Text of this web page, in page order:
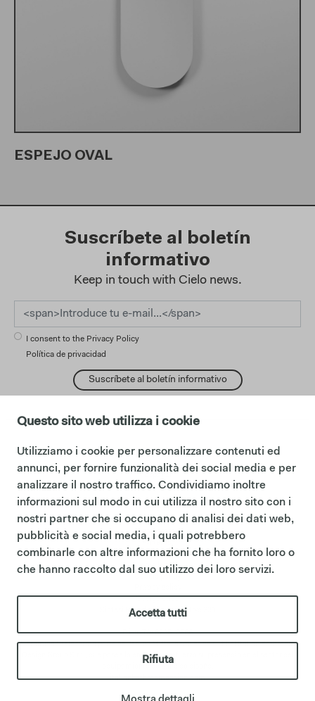
Questo sito web utilizza i cookie
Utilizziamo i cookie per personalizzare contenuti ed
annunci, per fornire funzionalità dei social media e per
analizzare il nostro traffico. Condividiamo inoltre
informazioni sul modo in cui utilizza il nostro sito con i
nostri partner che si occupano di analisi dei dati web,
pubblicità e social media, i quali potrebbero
combinarle con altre informazioni che ha fornito loro o
che hanno raccolto dal suo utilizzo dei loro servizi.
Accetta tutti
Rifiuta
ESPEJO OVAL
Suscríbete al boletín
informativo
Keep in touch with Cielo news.
I consent to the Privacy Policy
Política de privacidad
Suscríbete al boletín informativo
cambiar idioma:
English
Français
Facebook
Instagram
Pinterest
área legal
Codigo etico
Sintesi Modello Organizzativo 231
P.iva IT01622510566
Ceramica Cielo forma parte del Grupo Mittel a través de su filial Italian Bathroom
Design Group S.r.l., que posee la empresa y refuerza su presencia en el sector del
italianbathroomdesign.com